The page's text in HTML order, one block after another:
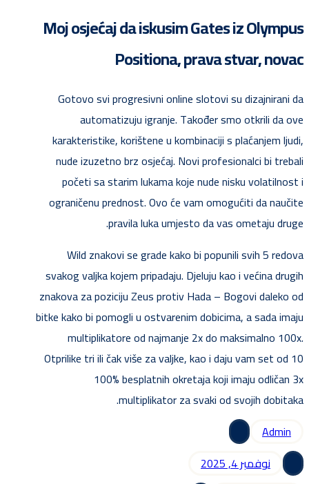
Moj osjećaj da iskusim Gates iz Olympus
Positiona, prava stvar, novac
Gotovo svi progresivni online slotovi su dizajnirani da
automatizuju igranje. Također smo otkrili da ove
karakteristike, korištene u kombinaciji s plaćanjem ljudi,
nude izuzetno brz osjećaj. Novi profesionalci bi trebali
početi sa starim lukama koje nude nisku volatilnost i
ograničenu prednost. Ovo će vam omogućiti da naučite
pravila luka umjesto da vas ometaju druge.
Wild znakovi se grade kako bi popunili svih 5 redova
svakog valjka kojem pripadaju. Djeluju kao i većina drugih
znakova za poziciju Zeus protiv Hada – Bogovi daleko od
bitke kako bi pomogli u ostvarenim dobicima, a sada imaju
multiplikatore od najmanje 2x do maksimalno 100x.
Otprilike tri ili čak više za valjke, kao i daju vam set od 10
100% besplatnih okretaja koji imaju odličan 3x
multiplikator za svaki od svojih dobitaka.
Admin
نوفمبر 4, 2025